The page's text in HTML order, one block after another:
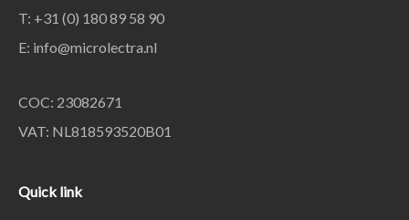
T: +31 (0) 180 89 58 90
E: info@microlectra.nl
COC: 23082671
VAT: NL818593520B01
Quick link